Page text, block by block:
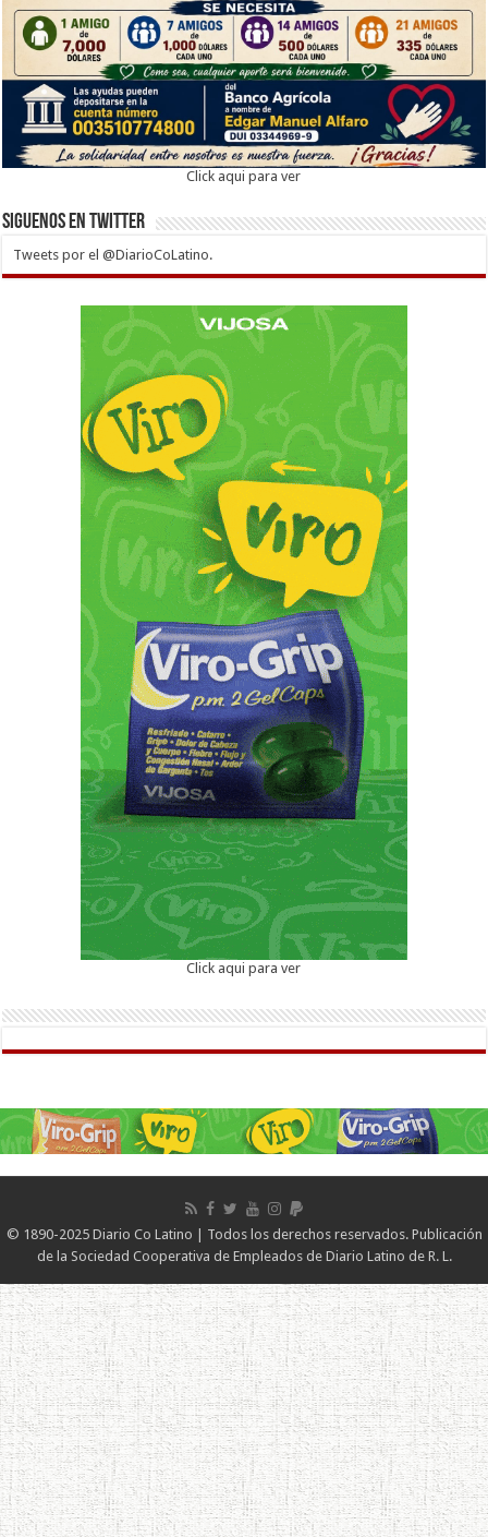
Click aqui para ver
Siguenos en twitter
Tweets por el @DiarioCoLatino.
Click aqui para ver
© 1890-2025 Diario Co Latino | Todos los derechos reservados. Publicación
de la Sociedad Cooperativa de Empleados de Diario Latino de R. L.